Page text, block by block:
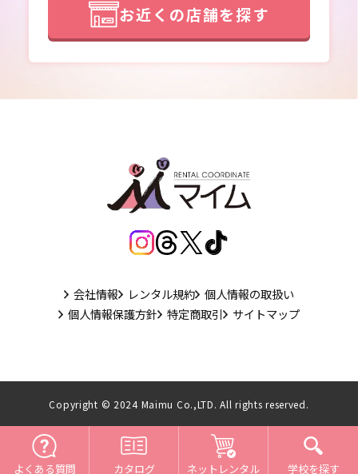
お近くの店舗を探す
よくある質問 カタログ ネットレンタル 学校を探す
会社情報 レンタル規約 個人情報の取扱い
個人情報保護方針 特定商取引 サイトマップ
Copyright © 2024 Maimu Co.,LTD. All rights reserved.